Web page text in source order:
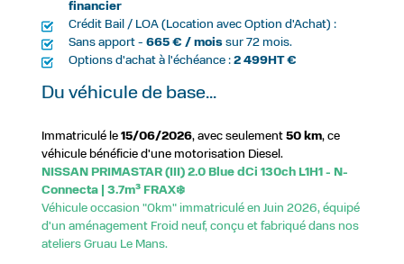
financier
Crédit Bail / LOA (Location avec Option d'Achat) :
Sans apport -665 € / mois sur 72 mois.
Options d'achat à l'échéance :2 499HT €
Du véhicule de base...
Immatriculé le15/06/2026, avec seulement50 km, ce
véhicule bénéficie d'une motorisation Diesel.
NISSAN PRIMASTAR (III) 2.0 Blue dCi 130ch L1H1 - N-
Connecta | 3.7m³ FRAX❄️
Véhicule occasion "0km" immatriculé en Juin 2026, équipé
d'un aménagement Froid neuf, conçu et fabriqué dans nos
ateliers Gruau Le Mans.